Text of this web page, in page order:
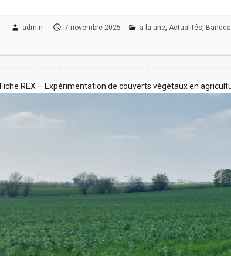
admin 7 novembre 2025 a la une, Actualités,
Fiche REX – Expérimentation de couverts végétaux en